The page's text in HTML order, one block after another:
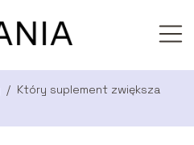
/ Który suplement zwiększa